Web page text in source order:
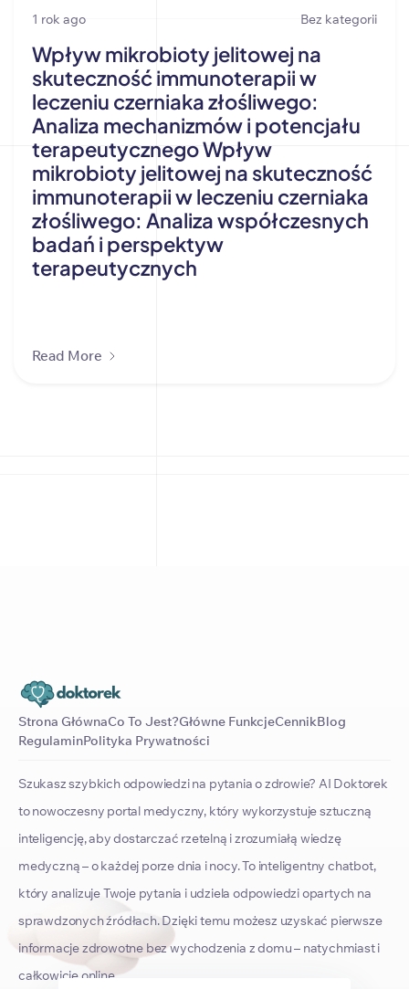
1 rok ago Bez kategorii
Wpływ mikrobioty jelitowej na
skuteczność immunoterapii w
leczeniu czerniaka złośliwego:
Analiza mechanizmów i potencjału
terapeutycznego Wpływ
mikrobioty jelitowej na skuteczność
immunoterapii w leczeniu czerniaka
złośliwego: Analiza współczesnych
badań i perspektyw
terapeutycznych
Read More
Strona GłównaCo To Jest?Główne FunkcjeCennikBlog
RegulaminPolityka Prywatności
Szukasz szybkich odpowiedzi na pytania o zdrowie? AI Doktorek
to nowoczesny portal medyczny, który wykorzystuje sztuczną
inteligencję, aby dostarczać rzetelną i zrozumiałą wiedzę
medyczną – o każdej porze dnia i nocy. To inteligentny chatbot,
który analizuje Twoje pytania i udziela odpowiedzi opartych na
sprawdzonych źródłach. Dzięki temu możesz uzyskać pierwsze
informacje zdrowotne bez wychodzenia z domu – natychmiast i
całkowicie online.